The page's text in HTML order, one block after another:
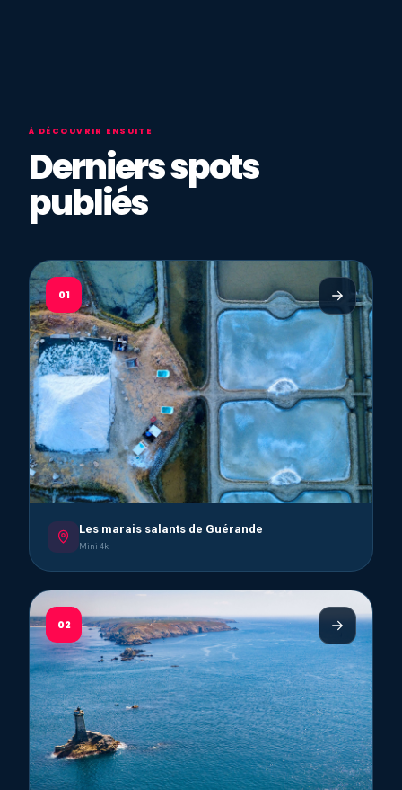
À DÉCOUVRIR ENSUITE
Derniers spots
publiés
01
Les marais salants de Guérande
Mini 4k
02